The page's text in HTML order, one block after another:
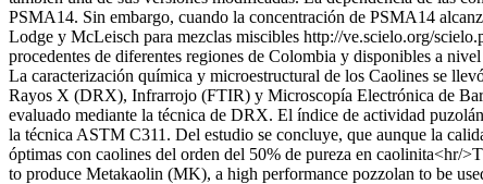
PSMA14. Sin embargo, cuando la concentración de PSMA14
Lodge y McLeisch para mezclas miscibles http://ve.scielo.org/
procedentes de diferentes regiones de Colombia y disponibles a
La caracterización química y microestructural de los Caolines se
Rayos X (DRX), Infrarrojo (FTIR) y Microscopía Electrónica de
evaluado mediante la técnica de DRX. El índice de actividad
la técnica ASTM C311. Del estudio se concluye, que aunque la
óptimas con caolines del orden del 50% de pureza en caolinita<hr/
to produce Metakaolin (MK), a high performance pozzolan to be